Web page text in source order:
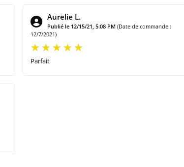
Aurelie L.
Publié le 12/15/21, 5:08 PM (Date de commande :
12/7/2021)
Parfait